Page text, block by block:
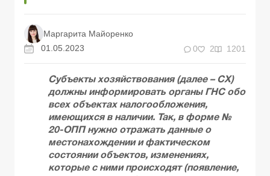
Маргарита Майоренко
01.05.2023
0 2 1201
Субъекты хозяйствования (далее – СХ)
должны информировать органы ГНС обо
всех объектах налогообложения,
имеющихся в наличии. Так, в форме №
20-ОПП нужно отражать данные о
местонахождении и фактическом
состоянии объектов, изменениях,
которые с ними происходят (появление,